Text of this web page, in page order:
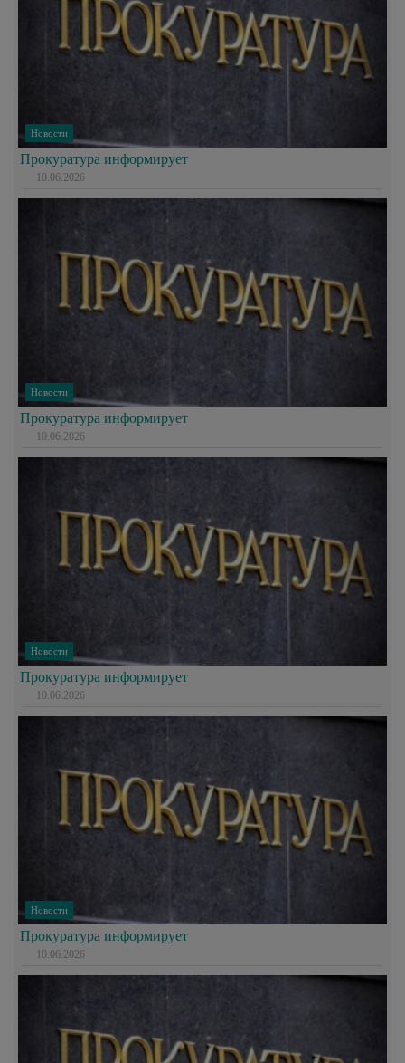
Новости
Прокуратура информирует
10.06.2026
Новости
Прокуратура информирует
10.06.2026
Новости
Прокуратура информирует
10.06.2026
Новости
Прокуратура информирует
10.06.2026